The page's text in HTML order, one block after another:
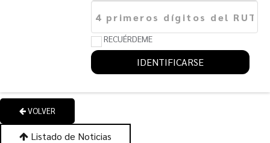
RECUÉRDEME
IDENTIFICARSE
VOLVER
Listado de Noticias